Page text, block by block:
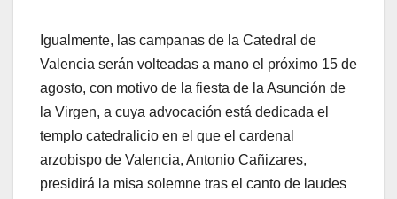
Igualmente, las campanas de la Catedral de
Valencia serán volteadas a mano el próximo 15 de
agosto, con motivo de la fiesta de la Asunción de
la Virgen, a cuya advocación está dedicada el
templo catedralicio en el que el cardenal
arzobispo de Valencia, Antonio Cañizares,
presidirá la misa solemne tras el canto de laudes